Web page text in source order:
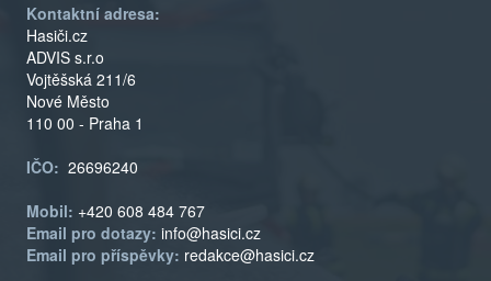
Kontaktní adresa:
Hasiči.cz
ADVIS s.r.o
Vojtěšská 211/6
Nové Město
110 00 - Praha 1
IČO: 26696240
Mobil: +420 608 484 767
Email pro dotazy: info@hasici.cz
Email pro příspěvky: redakce@hasici.cz